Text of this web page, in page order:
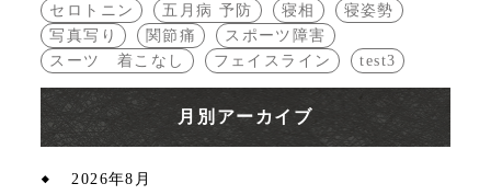
セロトニン
五月病 予防 寝相
寝姿勢
写真写り
関節痛
スポーツ障害
スーツ 着こなし
フェイスライン test3
月別アーカイブ
2026年8月